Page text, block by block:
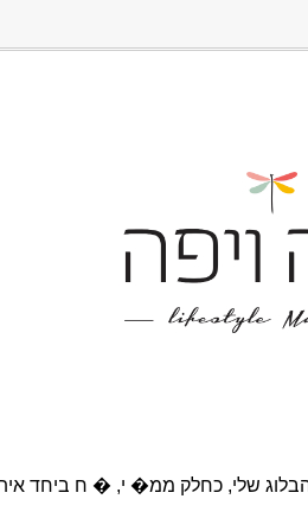
שלי, כחלק ממ� י, � ח ביחד